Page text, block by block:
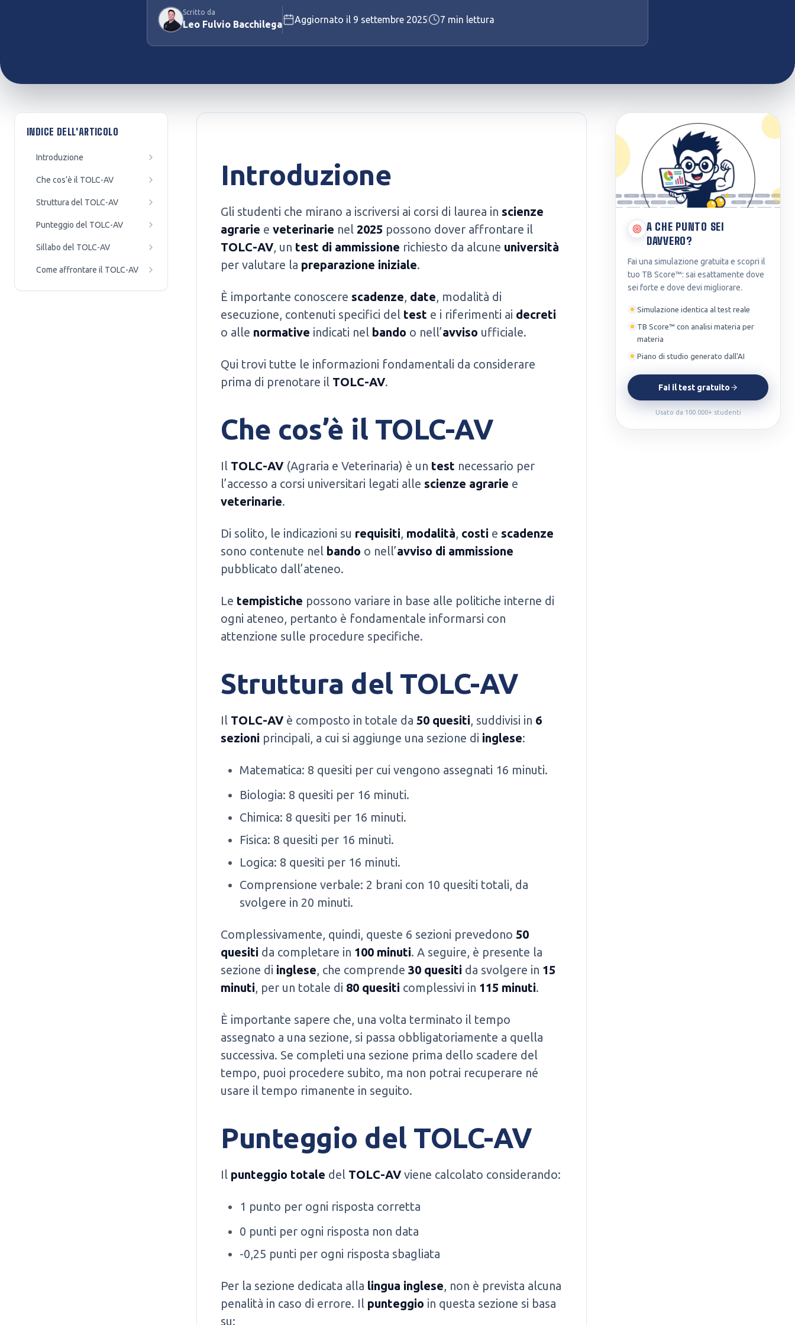
Test Professioni Sanitarie
Preparazione Concorsi
Enti, agenzie e amministrazioni
Polizia Penitenziaria
Vigili del Fuoco
Vedi tutti i concorsi disponibili
Scritto da
Leo Fulvio Bacchilega Aggiornato il 9 settembre 2025 7 min lettura
INDICE DELL'ARTICOLO
Introduzione
Che cos’è il TOLC-AV
Struttura del TOLC-AV
Punteggio del TOLC-AV
Sillabo del TOLC-AV
Come affrontare il TOLC-AV
Introduzione
Gli studenti che mirano a iscriversi ai corsi di laurea in scienze
agrarie e veterinarie nel 2025 possono dover affrontare il
TOLC-AV, un test di ammissione richiesto da alcune università
per valutare la preparazione iniziale.
È importante conoscere scadenze, date, modalità di
esecuzione, contenuti specifici del test e i riferimenti ai decreti
o alle normative indicati nel bando o nell’avviso ufficiale.
Qui trovi tutte le informazioni fondamentali da considerare
prima di prenotare il TOLC-AV.
Che cos’è il TOLC-AV
Il TOLC-AV (Agraria e Veterinaria) è un test necessario per
l’accesso a corsi universitari legati alle scienze agrarie e
veterinarie.
Di solito, le indicazioni su requisiti, modalità, costi e scadenze
sono contenute nel bando o nell’avviso di ammissione
pubblicato dall’ateneo.
Le tempistiche possono variare in base alle politiche interne di
ogni ateneo, pertanto è fondamentale informarsi con
attenzione sulle procedure specifiche.
Struttura del TOLC-AV
Il TOLC-AV è composto in totale da 50 quesiti, suddivisi in 6
sezioni principali, a cui si aggiunge una sezione di inglese:
Matematica: 8 quesiti per cui vengono assegnati 16 minuti.
Biologia: 8 quesiti per 16 minuti.
Chimica: 8 quesiti per 16 minuti.
Fisica: 8 quesiti per 16 minuti.
Logica: 8 quesiti per 16 minuti.
Comprensione verbale: 2 brani con 10 quesiti totali, da
svolgere in 20 minuti.
Complessivamente, quindi, queste 6 sezioni prevedono 50
quesiti da completare in 100 minuti. A seguire, è presente la
sezione di inglese, che comprende 30 quesiti da svolgere in 15
minuti, per un totale di 80 quesiti complessivi in 115 minuti.
È importante sapere che, una volta terminato il tempo
assegnato a una sezione, si passa obbligatoriamente a quella
successiva. Se completi una sezione prima dello scadere del
tempo, puoi procedere subito, ma non potrai recuperare né
usare il tempo rimanente in seguito.
Punteggio del TOLC-AV
Il punteggio totale del TOLC-AV viene calcolato considerando:
1 punto per ogni risposta corretta
0 punti per ogni risposta non data
-0,25 punti per ogni risposta sbagliata
Per la sezione dedicata alla lingua inglese, non è prevista alcuna
penalità in caso di errore. Il punteggio in questa sezione si basa
su:
A CHE PUNTO SEI
DAVVERO?
Fai una simulazione gratuita e scopri il
tuo TB Score™: sai esattamente dove
sei forte e dove devi migliorare.
Simulazione identica al test reale
TB Score™ con analisi materia per
materia
Piano di studio generato dall'AI
Fai il test gratuito
Usato da 100.000+ studenti